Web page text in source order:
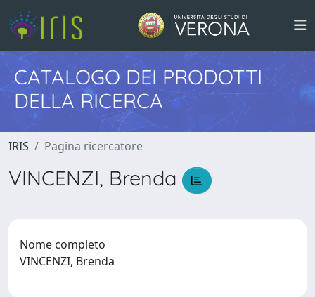
CATALOGO DEI PRODOTTI
DELLA RICERCA
IRIS Pagina ricercatore
VINCENZI, Brenda
Nome completo
VINCENZI, Brenda